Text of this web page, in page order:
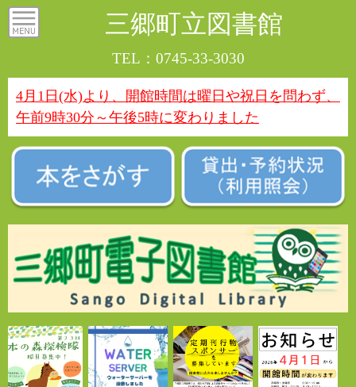
三郷町立図書館
TEL：0745-33-3030
4月1日(水)より、開館時間は曜日や祝日を問わず、
午前9時30分～午後5時に変わりました